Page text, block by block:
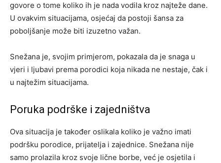
govore o tome koliko ih je nada vodila kroz najteže dane.
U ovakvim situacijama, osjećaj da postoji šansa za
poboljšanje može biti izuzetno važan.
Snežana je, svojim primjerom, pokazala da je snaga u
vjeri i ljubavi prema porodici koja nikada ne nestaje, čak i
u najtežim situacijama.
Poruka podrške i zajedništva
Ova situacija je također oslikala koliko je važno imati
podršku porodice, prijatelja i zajednice. Snežana nije
samo prolazila kroz svoje lične borbe, već je osjetila i